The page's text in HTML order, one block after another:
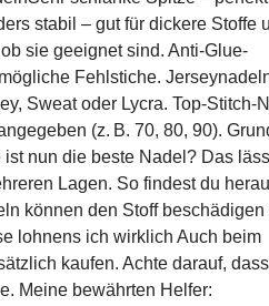
stabil – gut für dickere Stoffe
sie geeignet sind. Anti-Glue-
Fehlstiche.
Sweat oder Lycra. Top-Stitch-
(z. B. 70, 80, 90).
nun die beste Nadel? Das
Lagen. So findest du
können den Stoff beschädigen
lohnens ich wirklich Auch beim
kaufen. Achte darauf,
Meine bewährten Helfer: